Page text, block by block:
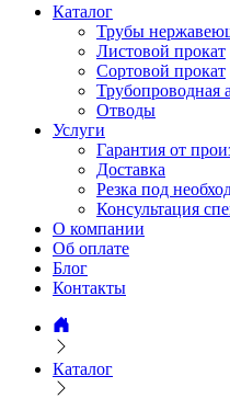
Каталог
Трубы
Листовой прокат
Сортовой прокат
Трубопроводная
Отводы
Услуги
Гарантия от
Доставка
Резка под
Консультация
О компании
Об оплате
Блог
Контакты
Каталог